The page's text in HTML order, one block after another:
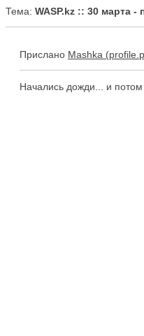
Тема: WASP.kz :: 30 марта
Прислано Mashka
Начались дожди... и потом